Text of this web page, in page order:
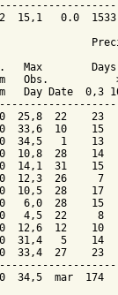
15,1   0.0
Max
Obs.
Day Date  0,3
25,8  22    23
33,6  10    15
34,5   1    13
10,8  28    14
14,1  31    15
12,3  26     7
10,5  28    17
6,0  28    15
4,5  22     8
12,6  12    10
31,4   5    14
33,4  27    23
34,5  mar  174